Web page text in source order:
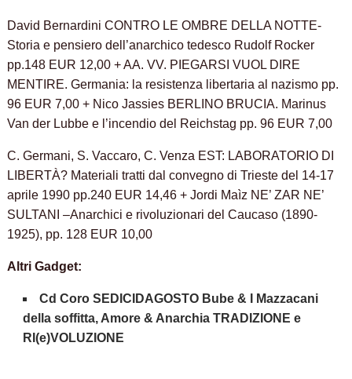
David Bernardini CONTRO LE OMBRE DELLA NOTTE-
Storia e pensiero dell’anarchico tedesco Rudolf Rocker
pp.148 EUR 12,00 +AA. VV. PIEGARSI VUOL DIRE
MENTIRE. Germania: la resistenza libertaria al nazismo pp.
96 EUR 7,00 + Nico Jassies BERLINO BRUCIA. Marinus
Van der Lubbe e l’incendio del Reichstag pp. 96 EUR 7,00
C. Germani, S. Vaccaro, C. Venza EST: LABORATORIO DI
LIBERTÀ? Materiali tratti dal convegno di Trieste del 14-17
aprile 1990 pp.240 EUR 14,46 + Jordi Maìz NE’ ZAR NE’
SULTANI –Anarchici e rivoluzionari del Caucaso (1890-
1925), pp. 128 EUR 10,00
Altri Gadget:
Cd Coro SEDICIDAGOSTO Bube & I Mazzacani
della soffitta, Amore & Anarchia TRADIZIONE e
RI(e)VOLUZIONE